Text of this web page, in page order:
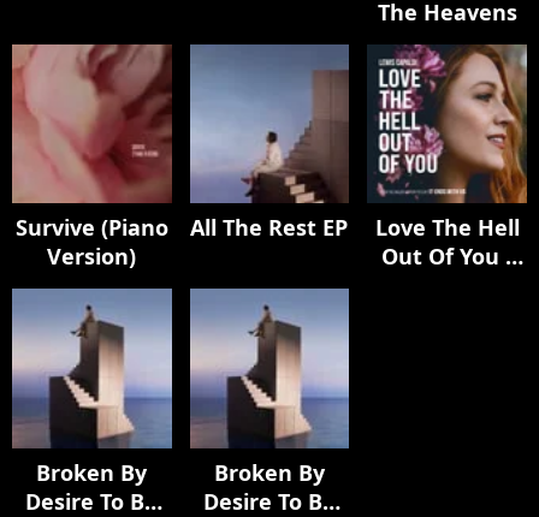
The Heavens
Survive (Piano
Version)
All The Rest EP
Love The Hell
Out Of You -
Broken By
Desire To Be
Broken By
Desire To Be